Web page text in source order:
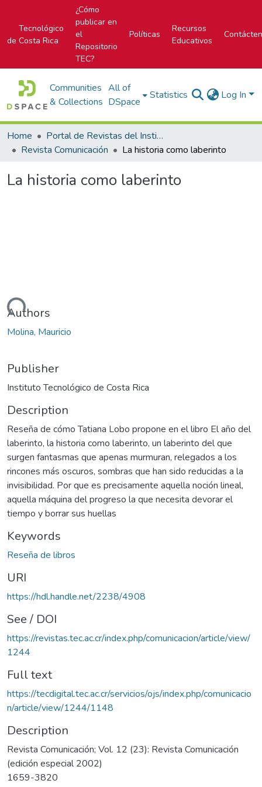
Tecnológico
de Costa Rica
¿Cómo
publicar en
el
Repositorio
TEC?
Políticas
Recursos
Educativos
Communities
& Collections
All of
DSpace
Statistics Log In
Home
Portal de Revistas del Instituto Tecnológico de Costa Rica
Revista Comunicación
La historia como laberinto
La historia como laberinto
Authors
Molina, Mauricio
Publisher
Instituto Tecnológico de Costa Rica
Description
Reseña de cómo Tatiana Lobo propone en el libro El año del
laberinto, la historia como laberinto, un laberinto del que
surgen fantasmas que apenas murmuran, relegados a los
rincones más oscuros, sombras que han sido reducidas a la
invisibilidad. Por que es precisamente aquella noción lineal,
aquella máquina del progreso la que necesita devorar el
tiempo y borrar sus huellas
Keywords
Reseña de libros
URI
https://hdl.handle.net/2238/4908
See / DOI
https://revistas.tec.ac.cr/index.php/comunicacion/article/view/
1244
Full text
https://tecdigital.tec.ac.cr/servicios/ojs/index.php/comunicacio
n/article/view/1244/1148
Description
Revista Comunicación; Vol. 12 (23): Revista Comunicación
(edición especial 2002)
1659-3820